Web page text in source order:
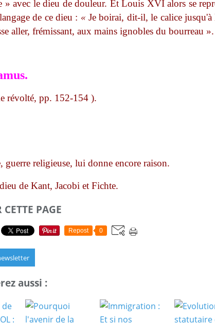
» avec le dieu de dou­leur. Et Louis XVI alors se
de ce dieu : « Je boirai, dit-il, le calice jusqu'à
aller, frémissant, aux mains ignobles du bourreau ».
révolté, pp. 152-154 ).
guerre religieuse, lui donne encore raison.
de Kant, Jacobi et Fichte.
CETTE PAGE
Repost 0
aussi :